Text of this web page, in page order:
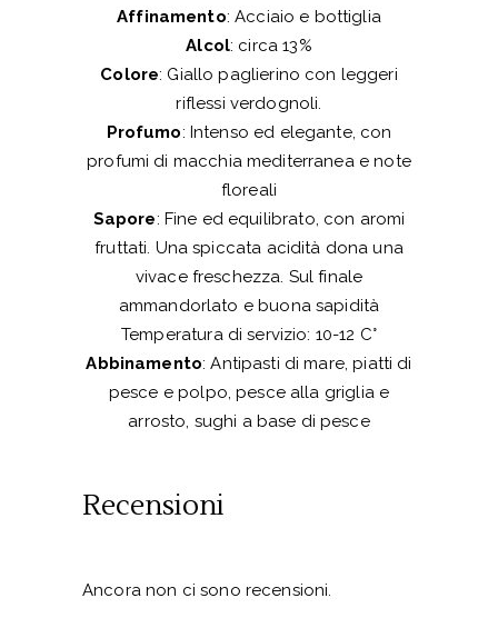
Affinamento: Acciaio e bottiglia
Alcol: circa 13%
Colore: Giallo paglierino con leggeri
riflessi verdognoli.
Profumo: Intenso ed elegante, con
profumi di macchia mediterranea e note
floreali
Sapore: Fine ed equilibrato, con aromi
fruttati. Una spiccata acidità dona una
vivace freschezza. Sul finale
ammandorlato e buona sapidità
Temperatura di servizio: 10-12 C°
Abbinamento: Antipasti di mare, piatti di
pesce e polpo, pesce alla griglia e
arrosto, sughi a base di pesce
Recensioni
Ancora non ci sono recensioni.